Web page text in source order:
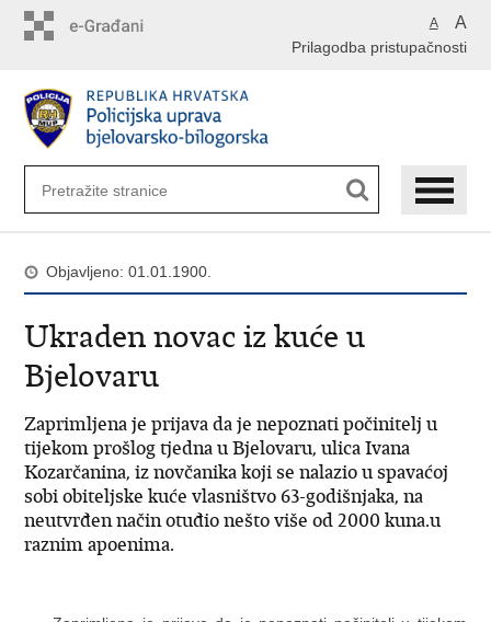
A A
Prilagodba pristupačnosti
Objavljeno: 01.01.1900.
Ukraden novac iz kuće u
Bjelovaru
Zaprimljena je prijava da je nepoznati počinitelj u
tijekom prošlog tjedna u Bjelovaru, ulica Ivana
Kozarčanina, iz novčanika koji se nalazio u spavaćoj
sobi obiteljske kuće vlasništvo 63-godišnjaka, na
neutvrđen način otuđio nešto više od 2000 kuna.u
raznim apoenima.